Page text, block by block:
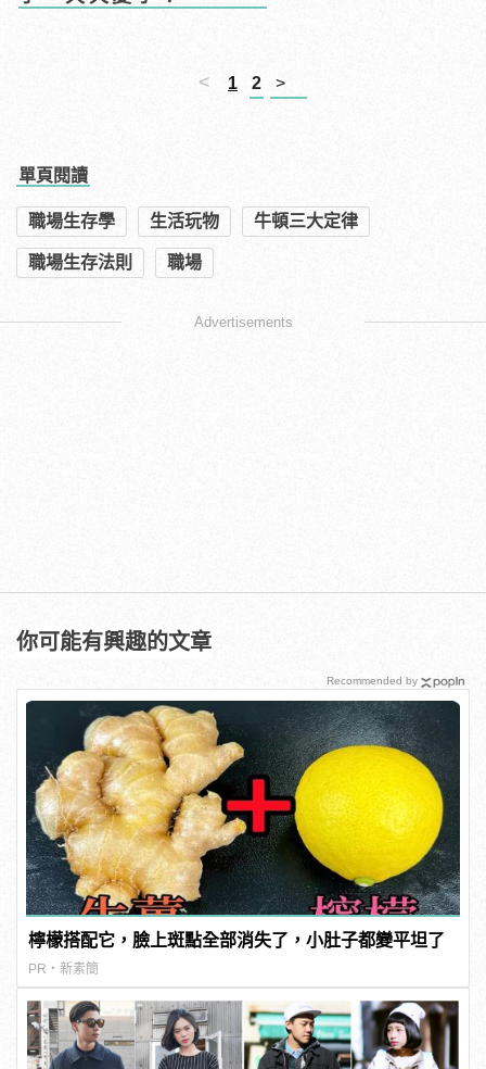
< 1 2 >
單頁閱讀
職場生存學 生活玩物 牛頓三大定律
職場生存法則 職場
Advertisements
你可能有興趣的文章
檸檬搭配它，臉上斑點全部消失了，小肚子都變平坦了
PR・新素簡
Recommended by